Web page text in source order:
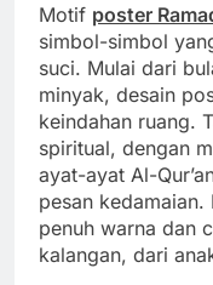
Motif poster
simbol-simbol
suci. Mulai dari
minyak, desain
keindahan ruang.
spiritual, dengan
ayat-ayat Al-
pesan
penuh warna dan
kalangan, dari